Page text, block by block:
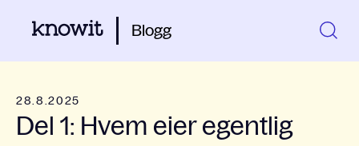
Blogg
28.8.2025
Del 1: Hvem eier egentlig